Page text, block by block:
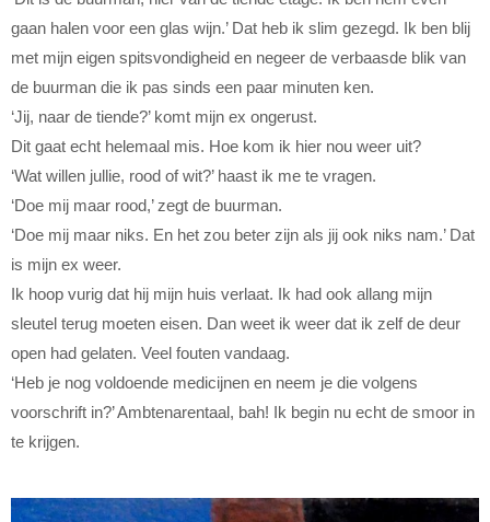
gaan halen voor een glas wijn.’ Dat heb ik slim gezegd. Ik ben blij
met mijn eigen spitsvondigheid en negeer de verbaasde blik van
de buurman die ik pas sinds een paar minuten ken.
‘Jij, naar de tiende?’ komt mijn ex ongerust.
Dit gaat echt helemaal mis. Hoe kom ik hier nou weer uit?
‘Wat willen jullie, rood of wit?’ haast ik me te vragen.
‘Doe mij maar rood,’ zegt de buurman.
‘Doe mij maar niks. En het zou beter zijn als jij ook niks nam.’ Dat
is mijn ex weer.
Ik hoop vurig dat hij mijn huis verlaat. Ik had ook allang mijn
sleutel terug moeten eisen. Dan weet ik weer dat ik zelf de deur
open had gelaten. Veel fouten vandaag.
‘Heb je nog voldoende medicijnen en neem je die volgens
voorschrift in?’ Ambtenarentaal, bah! Ik begin nu echt de smoor in
te krijgen.